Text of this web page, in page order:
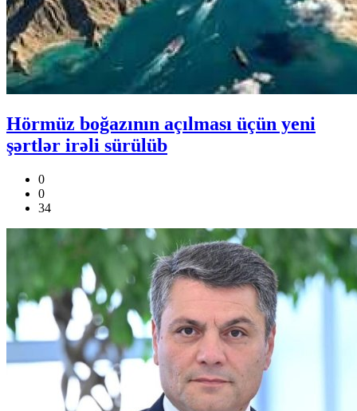
Hörmüz boğazının açılması üçün yeni
şərtlər irəli sürülüb
0
0
34